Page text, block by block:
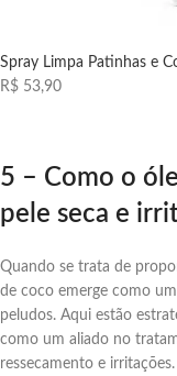
Spray Limpa Patinhas e
R$ 53,90
5 – Como o
pele seca e
Quando se trata de
de coco emerge como
peludos. Aqui estão
como um aliado no
ressecamento e irritações.